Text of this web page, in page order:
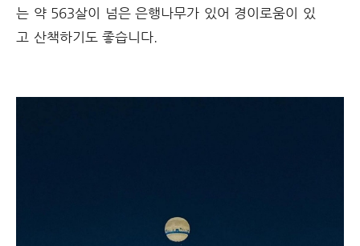
는 약 563살이 넘은 은행나무가 있어 경이로움이 있
고 산책하기도 좋습니다.